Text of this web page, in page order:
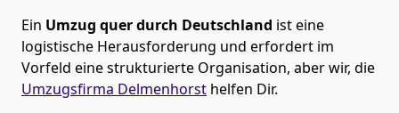
Ein Umzug quer durch Deutschland ist eine
logistische Herausforderung und erfordert im
Vorfeld eine strukturierte Organisation, aber wir, die
Umzugsfirma Delmenhorst helfen Dir.